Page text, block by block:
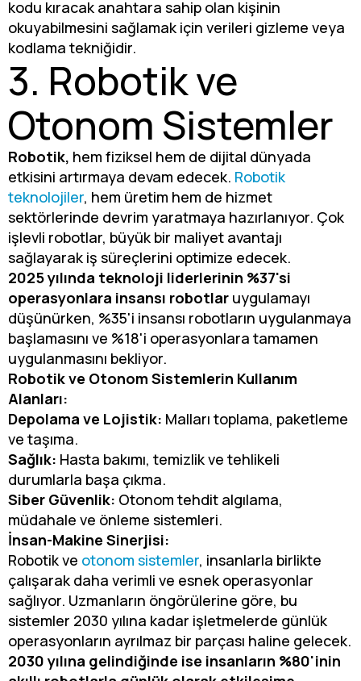
kodu kıracak anahtara sahip olan kişinin
okuyabilmesini sağlamak için verileri gizleme veya
kodlama tekniğidir.
3. Robotik ve
Otonom Sistemler
Robotik, hem fiziksel hem de dijital dünyada
etkisini artırmaya devam edecek. Robotik
teknolojiler, hem üretim hem de hizmet
sektörlerinde devrim yaratmaya hazırlanıyor. Çok
işlevli robotlar, büyük bir maliyet avantajı
sağlayarak iş süreçlerini optimize edecek.
2025 yılında teknoloji liderlerinin %37'si
operasyonlara insansı robotlar uygulamayı
düşünürken, %35'i insansı robotların uygulanmaya
başlamasını ve %18'i operasyonlara tamamen
uygulanmasını bekliyor.
Robotik ve Otonom Sistemlerin Kullanım
Alanları:
Depolama ve Lojistik: Malları toplama, paketleme
ve taşıma.
Sağlık: Hasta bakımı, temizlik ve tehlikeli
durumlarla başa çıkma.
Siber Güvenlik: Otonom tehdit algılama,
müdahale ve önleme sistemleri.
İnsan-Makine Sinerjisi:
Robotik ve otonom sistemler, insanlarla birlikte
çalışarak daha verimli ve esnek operasyonlar
sağlıyor. Uzmanların öngörülerine göre, bu
sistemler 2030 yılına kadar işletmelerde günlük
operasyonların ayrılmaz bir parçası haline gelecek.
2030 yılına gelindiğinde ise insanların %80'inin